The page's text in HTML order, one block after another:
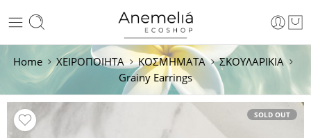
Home ΧΕΙΡΟΠΟΙΗΤΑ ΚΟΣΜΗΜΑΤΑ
ΣΚΟΥΛΑΡΙΚΙΑ
Grainy Earrings
SOLD OUT